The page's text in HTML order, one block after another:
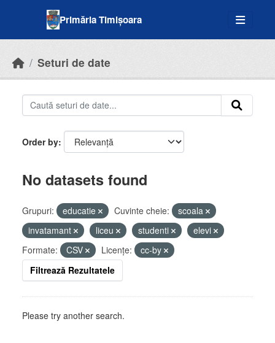
Primăria Timișoara
Seturi de date
Order by
No datasets found
Grupuri: educatie Cuvinte cheie:
scoala
invatamant
liceu studenti
elevi
Formate:
CSV Licenţe:
cc-by
Filtrează Rezultatele
Please try another search.